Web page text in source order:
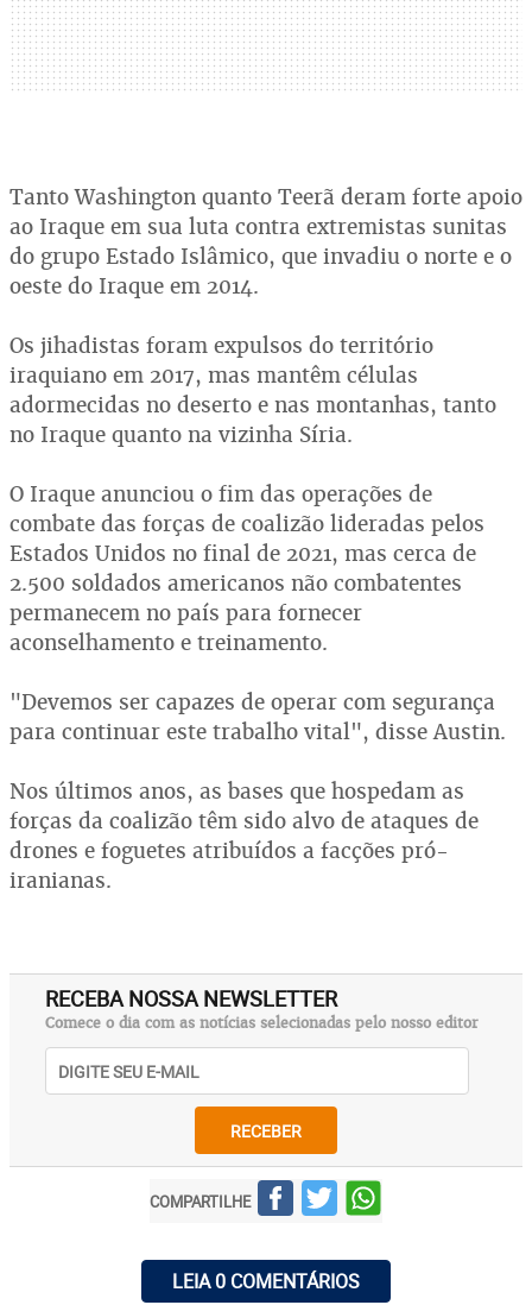
Tanto Washington quanto Teerã deram forte apoio
ao Iraque em sua luta contra extremistas sunitas
do grupo Estado Islâmico, que invadiu o norte e o
oeste do Iraque em 2014.
Os jihadistas foram expulsos do território
iraquiano em 2017, mas mantêm células
adormecidas no deserto e nas montanhas, tanto
no Iraque quanto na vizinha Síria.
O Iraque anunciou o fim das operações de
combate das forças de coalizão lideradas pelos
Estados Unidos no final de 2021, mas cerca de
2.500 soldados americanos não combatentes
permanecem no país para fornecer
aconselhamento e treinamento.
"Devemos ser capazes de operar com segurança
para continuar este trabalho vital", disse Austin.
Nos últimos anos, as bases que hospedam as
forças da coalizão têm sido alvo de ataques de
drones e foguetes atribuídos a facções pró-
iranianas.
RECEBA NOSSA NEWSLETTER
Comece o dia com as notícias selecionadas pelo nosso editor
RECEBER
COMPARTILHE
LEIA 0 COMENTÁRIOS